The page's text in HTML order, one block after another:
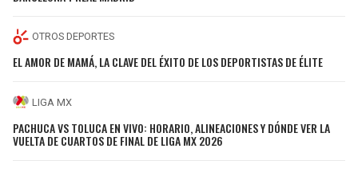
OTROS DEPORTES
EL AMOR DE MAMÁ, LA CLAVE DEL ÉXITO DE LOS DEPORTISTAS DE ÉLITE
LIGA MX
PACHUCA VS TOLUCA EN VIVO: HORARIO, ALINEACIONES Y DÓNDE VER LA
VUELTA DE CUARTOS DE FINAL DE LIGA MX 2026